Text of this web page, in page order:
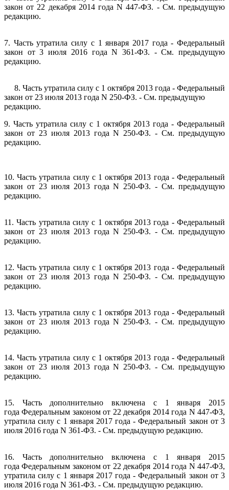
закон от 22 декабря 2014 года N 447-ФЗ. - См. предыдущую
редакцию.
7. Часть утратила силу с 1 января 2017 года - Федеральный
закон от 3 июля 2016 года N 361-ФЗ. - См. предыдущую
редакцию.
8. Часть утратила силу с 1 октября 2013 года - Федеральный
закон от 23 июля 2013 года N 250-ФЗ. - См. предыдущую
редакцию.
9. Часть утратила силу с 1 октября 2013 года - Федеральный
закон от 23 июля 2013 года N 250-ФЗ. - См. предыдущую
редакцию.
10. Часть утратила силу с 1 октября 2013 года - Федеральный
закон от 23 июля 2013 года N 250-ФЗ. - См. предыдущую
редакцию.
11. Часть утратила силу с 1 октября 2013 года - Федеральный
закон от 23 июля 2013 года N 250-ФЗ. - См. предыдущую
редакцию.
12. Часть утратила силу с 1 октября 2013 года - Федеральный
закон от 23 июля 2013 года N 250-ФЗ. - См. предыдущую
редакцию.
13. Часть утратила силу с 1 октября 2013 года - Федеральный
закон от 23 июля 2013 года N 250-ФЗ. - См. предыдущую
редакцию.
14. Часть утратила силу с 1 октября 2013 года - Федеральный
закон от 23 июля 2013 года N 250-ФЗ. - См. предыдущую
редакцию.
15. Часть дополнительно включена с 1 января 2015
года Федеральным законом от 22 декабря 2014 года N 447-ФЗ,
утратила силу с 1 января 2017 года - Федеральный закон от 3
июля 2016 года N 361-ФЗ. - См. предыдущую редакцию.
16. Часть дополнительно включена с 1 января 2015
года Федеральным законом от 22 декабря 2014 года N 447-ФЗ,
утратила силу с 1 января 2017 года - Федеральный закон от 3
июля 2016 года N 361-ФЗ. - См. предыдущую редакцию.